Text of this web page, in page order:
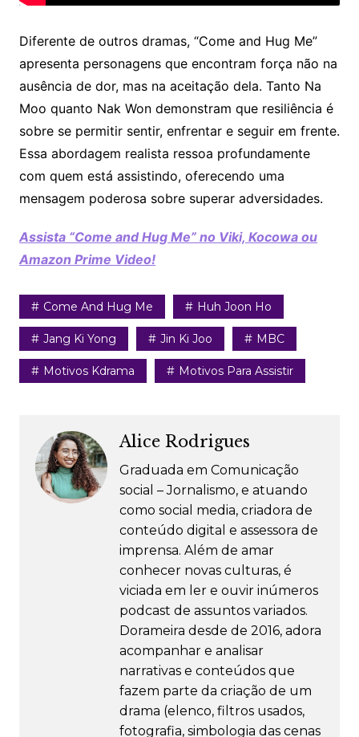
Diferente de outros dramas, “Come and Hug Me”
apresenta personagens que encontram força não na
ausência de dor, mas na aceitação dela. Tanto Na
Moo quanto Nak Won demonstram que resiliência é
sobre se permitir sentir, enfrentar e seguir em frente.
Essa abordagem realista ressoa profundamente
com quem está assistindo, oferecendo uma
mensagem poderosa sobre superar adversidades.
Assista “Come and Hug Me” no Viki, Kocowa ou
Amazon Prime Video!
Come And Hug Me Huh Joon Ho
Jang Ki Yong Jin Ki Joo MBC
Motivos Kdrama Motivos Para Assistir
Alice Rodrigues
Graduada em Comunicação
social – Jornalismo, e atuando
como social media, criadora de
conteúdo digital e assessora de
imprensa. Além de amar
conhecer novas culturas, é
viciada em ler e ouvir inúmeros
podcast de assuntos variados.
Dorameira desde de 2016, adora
acompanhar e analisar
narrativas e conteúdos que
fazem parte da criação de um
drama (elenco, filtros usados,
fotografia, simbologia das cenas